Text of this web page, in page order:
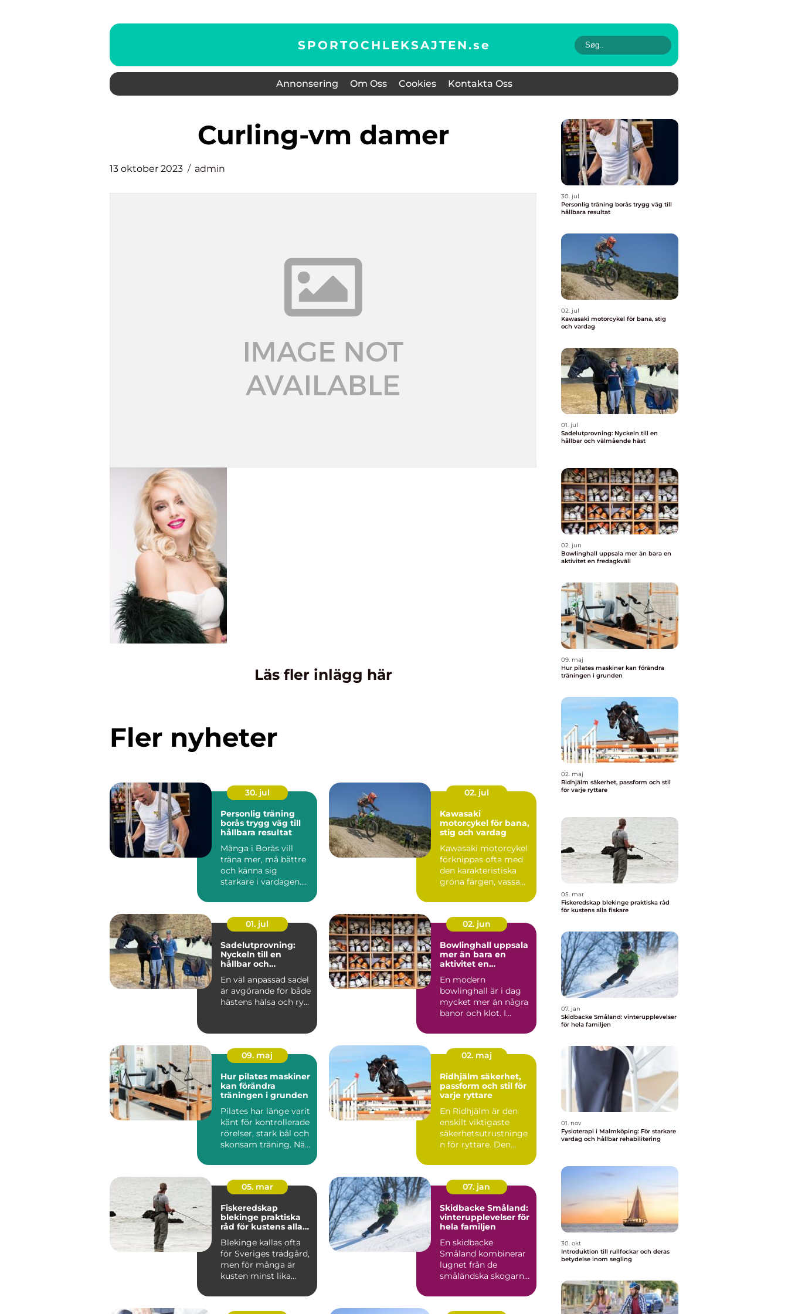
SPORTOCHLEKSAJTEN.se
Annonsering Om Oss Cookies Kontakta Oss
curling-vm damer
13 oktober 2023 admin
Läs fler inlägg här
Fler nyheter
30. jul
Personlig träning
borås trygg väg till
hållbara resultat
Många i Borås vill
träna mer, må bättre
och känna sig
starkare i vardagen.
efter...
02. jul
Kawasaki
motorcykel för bana,
stig och vardag
Kawasaki motorcykel
förknippas ofta med
den karakteristiska
gröna färgen, vassa
01. jul
Sadelutprovning:
Nyckeln till en
hållbar och
En väl anpassad sadel
är avgörande för både
hästens hälsa och ry...
02. jun
Bowlinghall uppsala
mer än bara en
aktivitet en
En modern
bowlinghall är i dag
mycket mer än några
banor och klot. I
utvecklats ...
09. maj
Hur pilates maskiner
kan förändra
träningen i grunden
Pilates har länge varit
känt för kontrollerade
rörelser, stark bål och
skonsam träning. När
02. maj
Ridhjälm säkerhet,
passform och stil för
varje ryttare
En Ridhjälm är den
enskilt viktigaste
säkerhetsutrustninge
n för ryttare. Den
fal...
05. mar
Fiskeredskap
blekinge praktiska
råd för kustens alla
Blekinge kallas ofta
för Sveriges trädgård,
men för många är
kusten minst lika
m...
07. jan
Skidbacke Småland:
vinterupplevelser för
hela familjen
En skidbacke
Småland kombinerar
lugnet från de
småländska skogarna
30. jul
Personlig träning borås trygg väg till
hållbara resultat
02. jul
Kawasaki motorcykel för bana, stig
och vardag
01. jul
Sadelutprovning: Nyckeln till en
hållbar och välmående häst
02. jun
Bowlinghall uppsala mer än bara en
aktivitet en fredagkväll
09. maj
Hur pilates maskiner kan förändra
träningen i grunden
02. maj
Ridhjälm säkerhet, passform och stil
för varje ryttare
05. mar
Fiskeredskap blekinge praktiska råd
för kustens alla fiskare
07. jan
Skidbacke Småland: vinterupplevelser
för hela familjen
01. nov
Fysioterapi i Malmköping: För starkare
vardag och hållbar rehabilitering
30. okt
Introduktion till rullfockar och deras
betydelse inom segling